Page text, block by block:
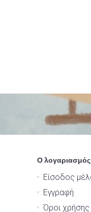
Ο
Είσοδος
Εγγραφή
Όροι χρήσης